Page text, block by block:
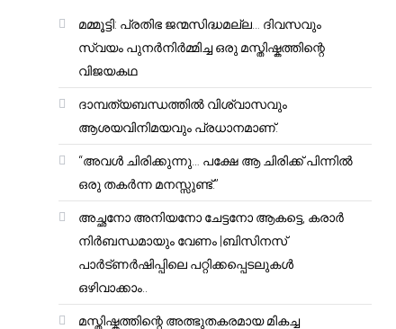
മമ്മൂട്ടി: പ്രതിഭ ജന്മസിദ്ധമല്ല… ദിവസവും
സ്വയം പുനർനിർമ്മിച്ച ഒരു മസ്തിഷ്കത്തിന്റെ
വിജയകഥ
ദാമ്പത്യബന്ധത്തിൽ വിശ്വാസവും
ആശയവിനിമയവും പ്രധാനമാണ്.
“അവൾ ചിരിക്കുന്നു… പക്ഷേ ആ ചിരിക്ക് പിന്നിൽ
ഒരു തകർന്ന മനസ്സുണ്ട്.”
അച്ഛനോ അനിയനോ ചേട്ടനോ ആകട്ടെ, കരാർ
നിർബന്ധമായും വേണം |ബിസിനസ്
പാർട്ണർഷിപ്പിലെ പറ്റിക്കപ്പെടലുകൾ
ഒഴിവാക്കാം..
മസ്തിഷ്കത്തിന്റെ അത്ഭുതകരമായ മികച്ച